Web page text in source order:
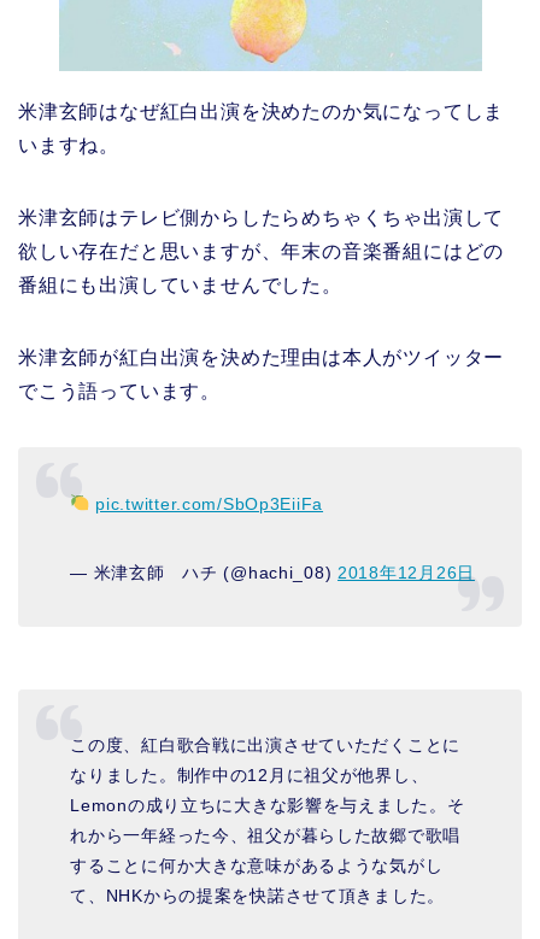
米津玄師はなぜ紅白出演を決めたのか気になってしま
いますね。
米津玄師はテレビ側からしたらめちゃくちゃ出演して
欲しい存在だと思いますが、年末の音楽番組にはどの
番組にも出演していませんでした。
米津玄師が紅白出演を決めた理由は本人がツイッター
でこう語っています。
pic.twitter.com/SbOp3EiiFa
— 米津玄師 ハチ (@hachi_08) 2018年12月26日
この度、紅白歌合戦に出演させていただくことに
なりました。制作中の12月に祖父が他界し、
Lemonの成り立ちに大きな影響を与えました。そ
れから一年経った今、祖父が暮らした故郷で歌唱
することに何か大きな意味があるような気がし
て、NHKからの提案を快諾させて頂きました。